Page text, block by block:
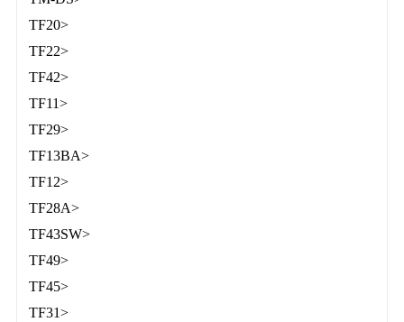
TF20>
TF22>
TF42>
TF11>
TF29>
TF13BA>
TF12>
TF28A>
TF43SW>
TF49>
TF45>
TF31>